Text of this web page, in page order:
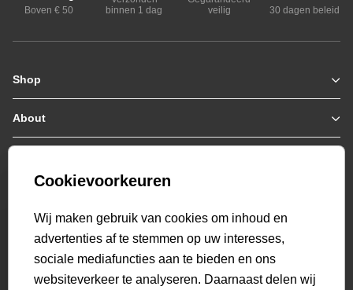
Boven € 50
binnen 1 dag
veilig
30 dagen beleid
Shop
Zomerjassen
Jassen / Coats
Colberts
Hoodies
Polo's
T-shirts
Overshirts
Overhemden
About
Who we are
Genti X PSV
Bestellen & Betalen
Retourneren
Veelgestelde vragen
Mijn Account
beoordelingen
Cookievoorkeuren
Wij maken gebruik van cookies om inhoud en
advertenties af te stemmen op uw interesses,
sociale mediafuncties aan te bieden en ons
websiteverkeer te analyseren. Daarnaast delen wij